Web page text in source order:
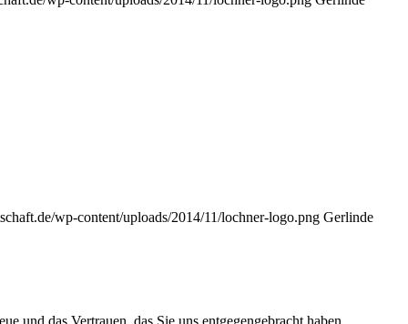
wp-content/uploads/2014/11/lochner-logo.png Gerlinde
und das Vertrauen, das Sie uns entgegengebracht haben.